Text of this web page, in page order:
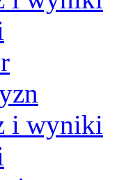
i wyniki